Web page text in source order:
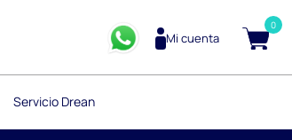
Mi cuenta
0
Servicio Drean